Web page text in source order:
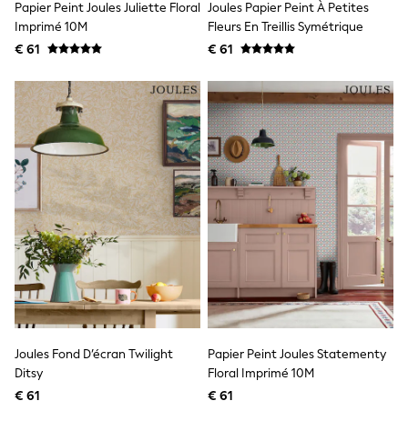
Birkenstock
Crocs
Havaianas
Rayban
Skechers
GIRLS
New In
New in from Next
New In
Trending: Top & Short Sets
Trending: Clogs
Toy Story
THE SET
50 - 92cm
98 - 110cm
116 - 134cm
140 - 174cm
All Clothing
Dresses
Papier Peint Joules Juliette Floral
Imprimé 10M
€ 61
Joules Papier Peint À Petites
Fleurs En Treillis Symétrique
€ 61
Joules Fond D’écran Twilight
Ditsy
€ 61
Papier Peint Joules Statementy
Floral Imprimé 10M
€ 61